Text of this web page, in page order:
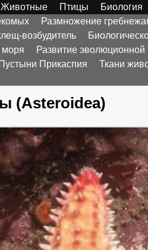
Животные Птицы Биология
Размножение
возбудитель
моря Развитие эволюционной
Пустыни Прикаспия Ткани
(Asteroidea)